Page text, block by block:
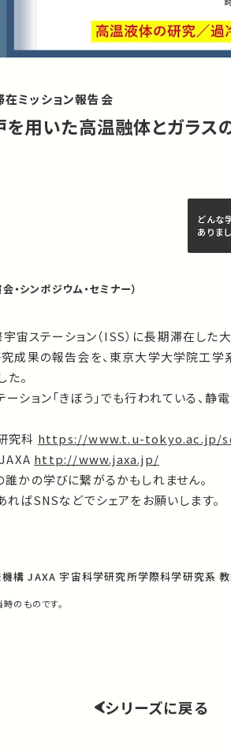
ミッション報告会
用いた高温融体とガラス
どんな
ありま
・シンポジウム・セミナー）
宙ステーション（ISS）に長期滞在した
究成果の報告会を、東京大学大学院工
た。
ション「きぼう」でも行われている、
究科 https://www.t.u-tokyo.ac.jp/
http://www.jaxa.jp/
かの学びに繋がるかもしれません。
ばSNSなどでシェアをお願いします。
構 JAXA 宇宙科学研究所学際科学研究系
のものです。
シリーズに戻る